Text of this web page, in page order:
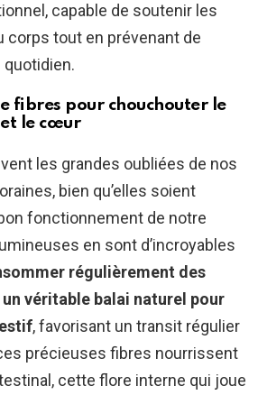
capable de soutenir les
tout en prévenant de
quotidien.
fibres pour chouchouter le
le cœur
les grandes oubliées de nos
bien qu’elles soient
fonctionnement de notre
en sont d’incroyables
régulièrement des
véritable balai naturel pour
, favorisant un transit régulier
précieuses fibres nourrissent
cette flore interne qui joue